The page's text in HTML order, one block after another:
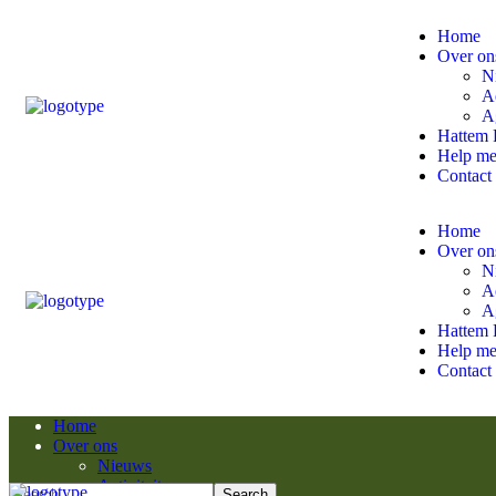
Home
Over
Hattem
Help
Contact
Home
Over
Hattem
Help
Contact
Home
Over ons
Nieuws
Activiteiten